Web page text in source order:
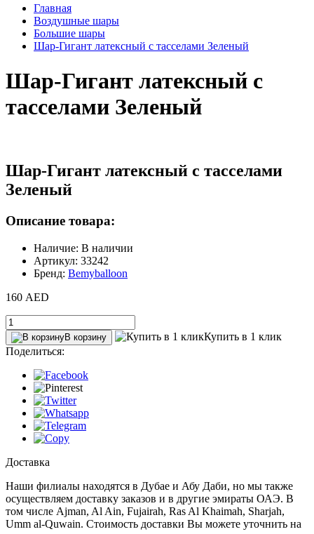
Главная
Воздушные шары
Большие шары
Шар-Гигант латексный с тасселами Зеленый
Шар-Гигант латексный с
тасселами Зеленый
Шар-Гигант латексный с тасселами
Зеленый
Описание товара:
Наличие: В наличии
Артикул: 33242
Бренд: Bemyballoon
160 AED
В корзину
Купить в 1 клик
Поделиться:
Доставка
Наши филиалы находятся в Дубае и Абу Даби, но мы также
осуществляем доставку заказов и в другие эмираты ОАЭ. В
том числе Ajman, Al Ain‎, Fujairah, Ras Al Khaimah, Sharjah,
Umm al-Quwain. Стоимость доставки Вы можете уточнить на